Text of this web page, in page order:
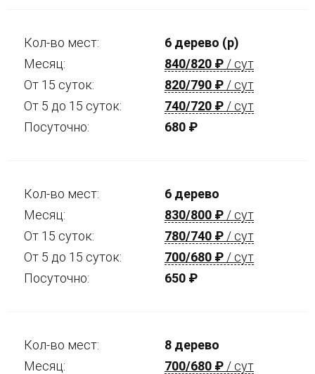
Кол-во мест:
6 дерево (р)
Месяц:
840/820 ₽ / сут
От 15 суток:
820/790 ₽ / сут
От 5 до 15 суток:
740/720 ₽ / сут
Посуточно:
680 ₽
Кол-во мест:
6 дерево
Месяц:
830/800 ₽ / сут
От 15 суток:
780/740 ₽ / сут
От 5 до 15 суток:
700/680 ₽ / сут
Посуточно:
650 ₽
Кол-во мест:
8 дерево
Месяц:
700/680 ₽ / сут